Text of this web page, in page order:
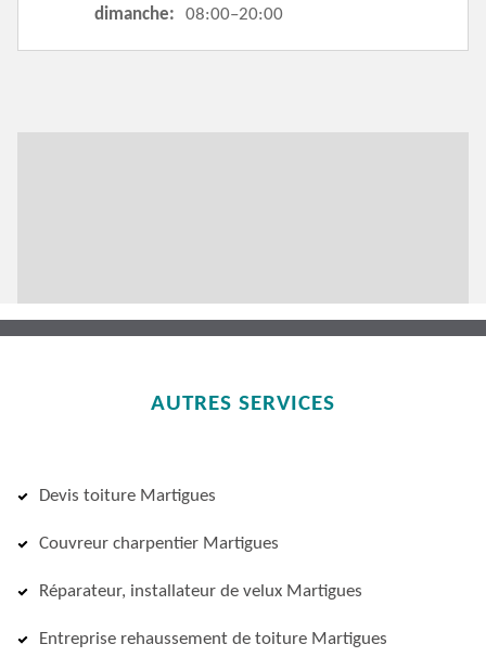
dimanche: 08:00–20:00
AUTRES SERVICES
Devis toiture Martigues
Couvreur charpentier Martigues
Réparateur, installateur de velux Martigues
Entreprise rehaussement de toiture Martigues